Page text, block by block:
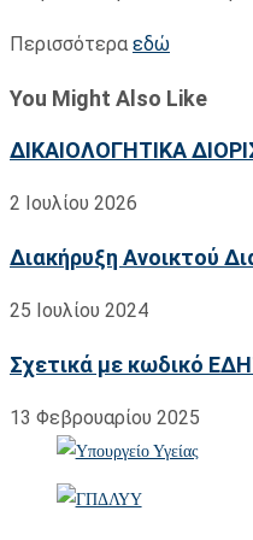
Περισσότερα εδώ
You Might Also Like
ΔΙΚΑΙΟΛΟΓΗΤΙΚΑ
2 Ιουλίου 2026
Διακήρυξη Ανοικτού
25 Ιουλίου 2024
Σχετικά με κωδικό
13 Φεβρουαρίου 2025